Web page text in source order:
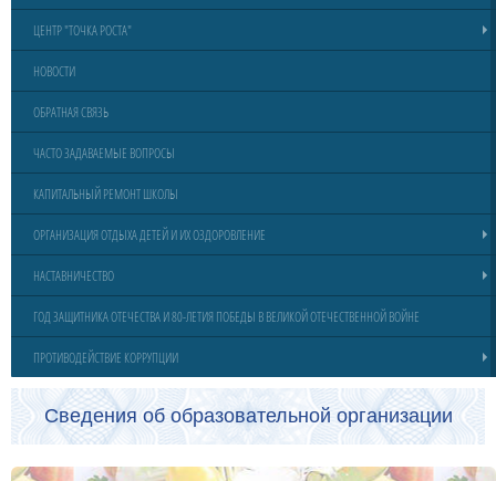
ЦЕНТР "ТОЧКА РОСТА"
НОВОСТИ
ОБРАТНАЯ СВЯЗЬ
ЧАСТО ЗАДАВАЕМЫЕ ВОПРОСЫ
КАПИТАЛЬНЫЙ РЕМОНТ ШКОЛЫ
ОРГАНИЗАЦИЯ ОТДЫХА ДЕТЕЙ И ИХ ОЗДОРОВЛЕНИЕ
НАСТАВНИЧЕСТВО
ГОД ЗАЩИТНИКА ОТЕЧЕСТВА И 80-ЛЕТИЯ ПОБЕДЫ В ВЕЛИКОЙ ОТЕЧЕСТВЕННОЙ ВОЙНЕ
ПРОТИВОДЕЙСТВИЕ КОРРУПЦИИ
Сведения об образовательной организации